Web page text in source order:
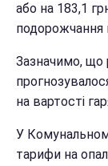
або на 183,1
подорожчання
Зазначимо, що
на вартості
У
тарифи на